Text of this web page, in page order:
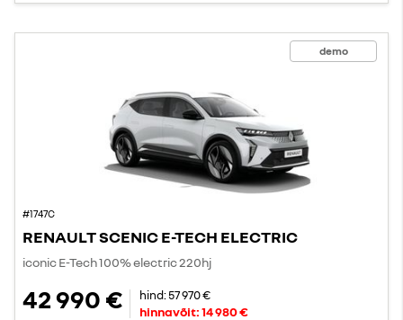
demo
#1747C
RENAULT SCENIC E-TECH ELECTRIC
iconic E-Tech 100% electric 220hj
42 990 € hind:57 970 €
hinnavõit:14 980 €